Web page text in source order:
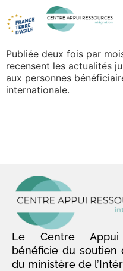
Publiée deux fois par
recensent les actualités
aux personnes
internationale.
Le Centre Appui
bénéficie du soutien
du ministère de